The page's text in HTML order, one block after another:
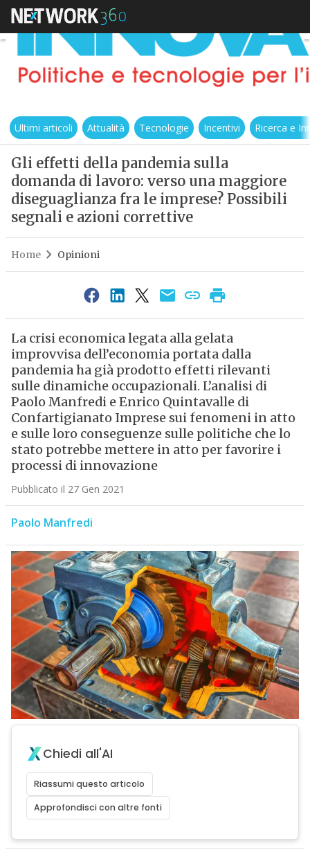
Ultimi articoli Attualità Tecnologie Incentivi Ricerca e
Gli effetti della pandemia sulla
domanda di lavoro: verso una maggiore
diseguaglianza fra le imprese? Possibili
segnali e azioni correttive
Home Opinioni
La crisi economica legata alla gelata
improvvisa dell’economia portata dalla
pandemia ha già prodotto effetti rilevanti
sulle dinamiche occupazionali. L’analisi di
Paolo Manfredi e Enrico Quintavalle di
Confartigianato Imprese sui fenomeni in atto
e sulle loro conseguenze sulle politiche che lo
stato potrebbe mettere in atto per favorire i
processi di innovazione
Pubblicato il 27 Gen 2021
Paolo Manfredi
Chiedi all'AI
Riassumi questo articolo
Approfondisci con altre fonti